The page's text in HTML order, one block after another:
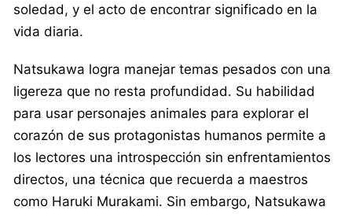
soledad, y el acto de encontrar significado en la
vida diaria.
Natsukawa logra manejar temas pesados con una
ligereza que no resta profundidad. Su habilidad
para usar personajes animales para explorar el
corazón de sus protagonistas humanos permite a
los lectores una introspección sin enfrentamientos
directos, una técnica que recuerda a maestros
como Haruki Murakami. Sin embargo, Natsukawa